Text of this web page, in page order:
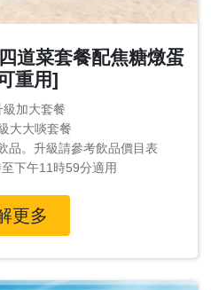
道菜套餐配焦糖燉蛋
重用]
加大套餐
大大啖套餐
品。升級請參考飲品價目表
下午11時59分適用
更多